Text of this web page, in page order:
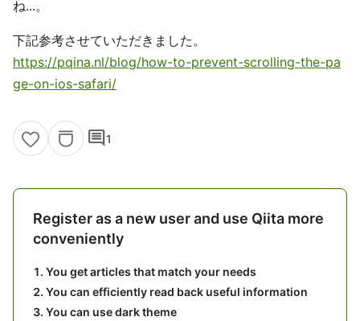
ね...。
下記参考させていただきました。
https://pqina.nl/blog/how-to-prevent-scrolling-the-pa
ge-on-ios-safari/
comment1
Register as a new user and use Qiita more
conveniently
You get articles that match your needs
You can efficiently read back useful information
You can use dark theme